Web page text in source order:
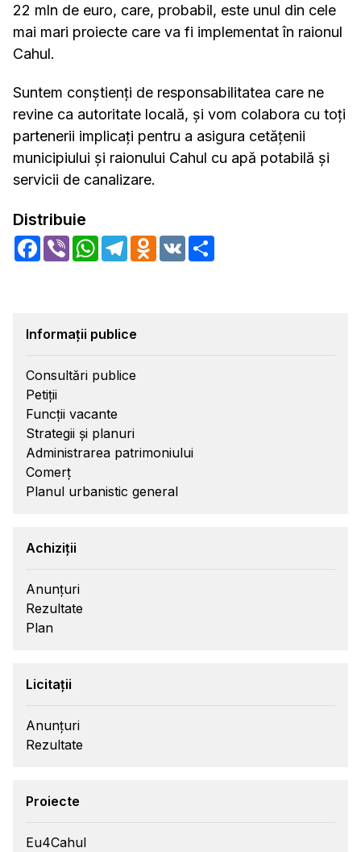
22 mln de euro, care, probabil, este unul din cele
mai mari proiecte care va fi implementat în raionul
Cahul.
Suntem conștienți de responsabilitatea care ne
revine ca autoritate locală, și vom colabora cu toți
partenerii implicați pentru a asigura cetățenii
municipiului și raionului Cahul cu apă potabilă și
servicii de canalizare.
Distribuie
Facebook
Viber WhatsApp
TelegramOdnoklassniki
VK
Informații publice
Consultări publice
Petiții
Funcții vacante
Strategii și planuri
Administrarea patrimoniului
Comerț
Planul urbanistic general
Achiziții
Anunțuri
Rezultate
Plan
Licitații
Anunțuri
Rezultate
Proiecte
Eu4Cahul